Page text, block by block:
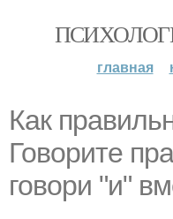
главная
Как
Говорите
говори "и"